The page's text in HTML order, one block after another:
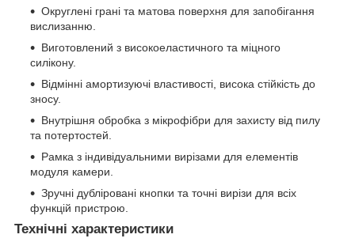
Округлені грані та матова поверхня для запобігання
вислизанню.
Виготовлений з високоеластичного та міцного
силікону.
Відмінні амортизуючі властивості, висока стійкість до
зносу.
Внутрішня обробка з мікрофібри для захисту від пилу
та потертостей.
Рамка з індивідуальними вирізами для елементів
модуля камери.
Зручні дубліровані кнопки та точні вирізи для всіх
функцій пристрою.
Технічні характеристики